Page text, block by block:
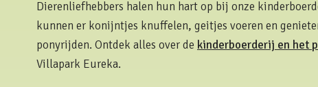
Dierenliefhebbers halen hun hart op bij onze
kunnen er konijntjes knuffelen, geitjes voeren en
ponyrijden. Ontdek alles over de kinderboerderij en het
Villapark Eureka.